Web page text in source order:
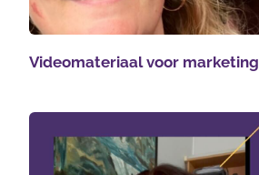
Videomateriaal voor marketing